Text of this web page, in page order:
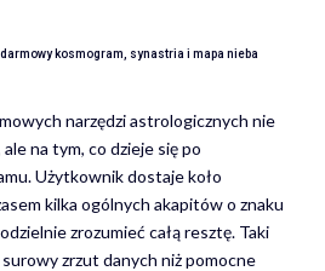
kosmogram, synastria i mapa nieba
narzędzi astrologicznych nie
na tym, co dzieje się po
Użytkownik dostaje koło
kilka ogólnych akapitów o znaku
zrozumieć całą resztę. Taki
zrzut danych niż pomocne